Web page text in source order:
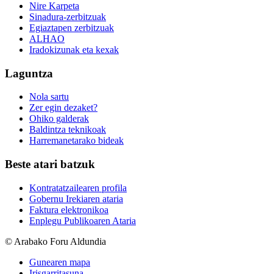
Nire Karpeta
Sinadura-zerbitzuak
Egiaztapen zerbitzuak
ALHAO
Iradokizunak eta kexak
Laguntza
Nola sartu
Zer egin dezaket?
Ohiko galderak
Baldintza teknikoak
Harremanetarako bideak
Beste atari batzuk
Kontratatzailearen profila
Gobernu Irekiaren ataria
Faktura elektronikoa
Enplegu Publikoaren Ataria
© Arabako Foru Aldundia
Gunearen mapa